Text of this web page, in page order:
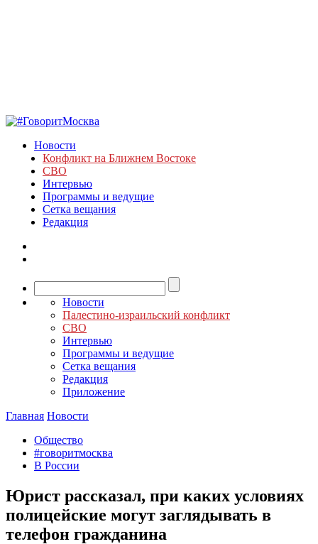
Новости
Конфликт на Ближнем Востоке
СВО
Интервью
Программы и ведущие
Сетка вещания
Редакция
Новости
Палестино-израильский конфликт
СВО
Интервью
Программы и ведущие
Сетка вещания
Редакция
Приложение
Главная Новости
Общество
#говоритмосква
В России
Юрист рассказал, при каких условиях
полицейские могут заглядывать в
телефон гражданина